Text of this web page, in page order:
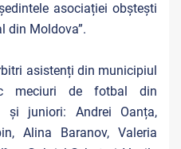
asociației obștești
din Moldova”.
asistenți din municipiul
meciuri de fotbal din
și juniori: Andrei Oanța,
Alina Baranov, Valeria